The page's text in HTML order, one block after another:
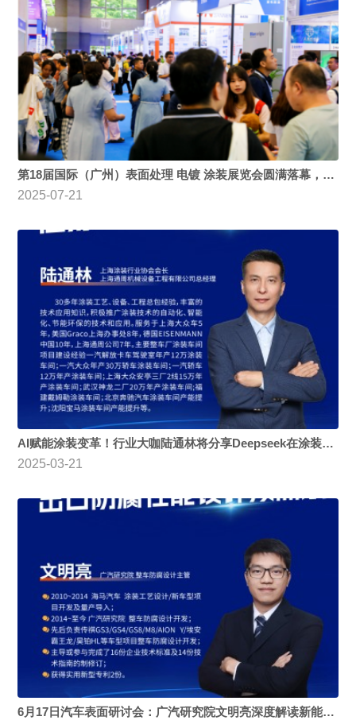
第18届国际（广州）表面处理 电镀 涂装展览会圆满落幕，明年再见！
2025-07-21
AI赋能涂装变革！行业大咖陆通林将分享Deepseek在涂装行业中的应用
2025-03-21
6月17日汽车表面研讨会：广汽研究院文明亮深度解读新能源汽车出口防腐性能设计及需求